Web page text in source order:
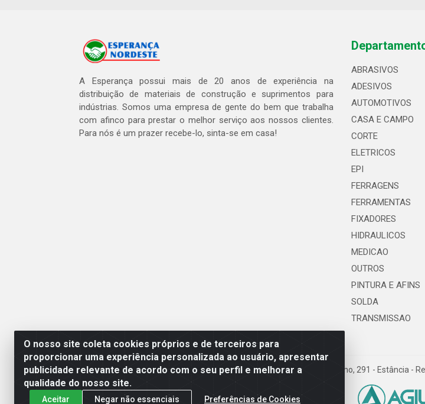
O nosso site coleta cookies próprios e de terceiros para
proporcionar uma experiência personalizada ao usuário, apresentar
publicidade relevante de acordo com o seu perfil e melhorar a
qualidade do nosso site.
Aceitar Negar não essenciais Preferências de Cookies
A Esperança possui mais de 20 anos de experiência na
distribuição de materiais de construção e suprimentos para
indústrias. Somos uma empresa de gente do bem que trabalha
com afinco para prestar o melhor serviço aos nossos clientes.
Para nós é um prazer recebe-lo, sinta-se em casa!
ABRASIVOS
ADESIVOS
AUTOMOTIVOS
CASA E CAMPO
CORTE
ELETRICOS
EPI
FERRAGENS
FERRAMENTAS
FIXADORES
HIDRAULICOS
MEDICAO
OUTROS
PINTURA E AFINS
SOLDA
TRANSMISSAO
Esperança Nordeste - Rua Professor Caldas Filho, 291 - Estância -